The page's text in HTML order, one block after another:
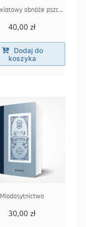
Pyłek kwiatowy obnóże pszczele w farmacji i medycynie
40,00zł
Dodaj do
koszyka
Miodosytnictwo
30,00zł